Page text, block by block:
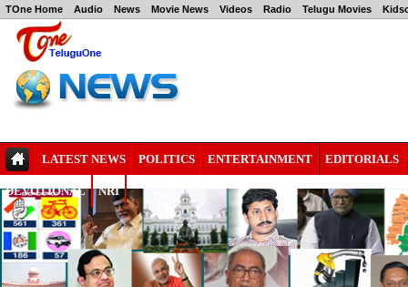
TOne Home Audio News Movie News Videos Radio Telugu Movies
LATEST NEWS POLITICS ENTERTAINMENT EDITORIALS
DEVOTIONAL NRI